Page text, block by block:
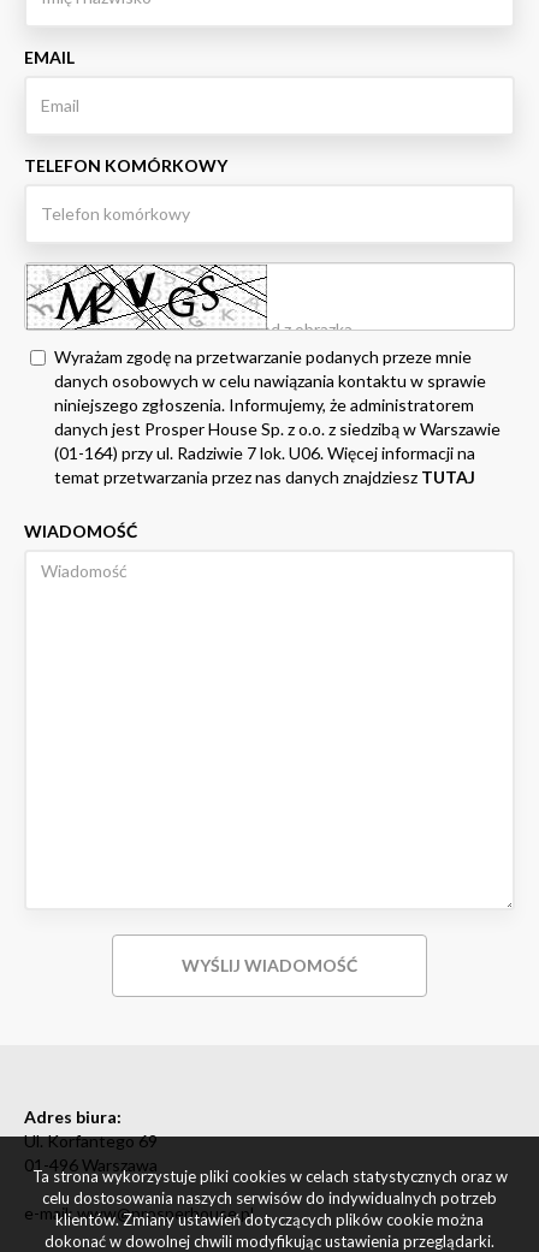
EMAIL
TELEFON KOMÓRKOWY
Wyrażam zgodę na przetwarzanie podanych przeze mnie
danych osobowych w celu nawiązania kontaktu w sprawie
niniejszego zgłoszenia. Informujemy, że administratorem
danych jest Prosper House Sp. z o.o. z siedzibą w Warszawie
(01-164) przy ul. Radziwie 7 lok. U06. Więcej informacji na
temat przetwarzania przez nas danych znajdziesz TUTAJ
WIADOMOŚĆ
Adres biura:
Ul. Korfantego 69
01-496 Warszawa
e-mail: www@prosperhouse.pl
Ta strona wykorzystuje pliki cookies w celach statystycznych oraz w
celu dostosowania naszych serwisów do indywidualnych potrzeb
klientów. Zmiany ustawień dotyczących plików cookie można
dokonać w dowolnej chwili modyfikując ustawienia przeglądarki.